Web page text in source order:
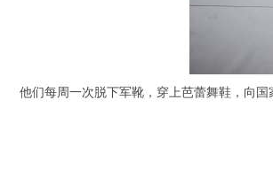
他们每周一次脱下军靴，穿上芭蕾舞鞋，向国